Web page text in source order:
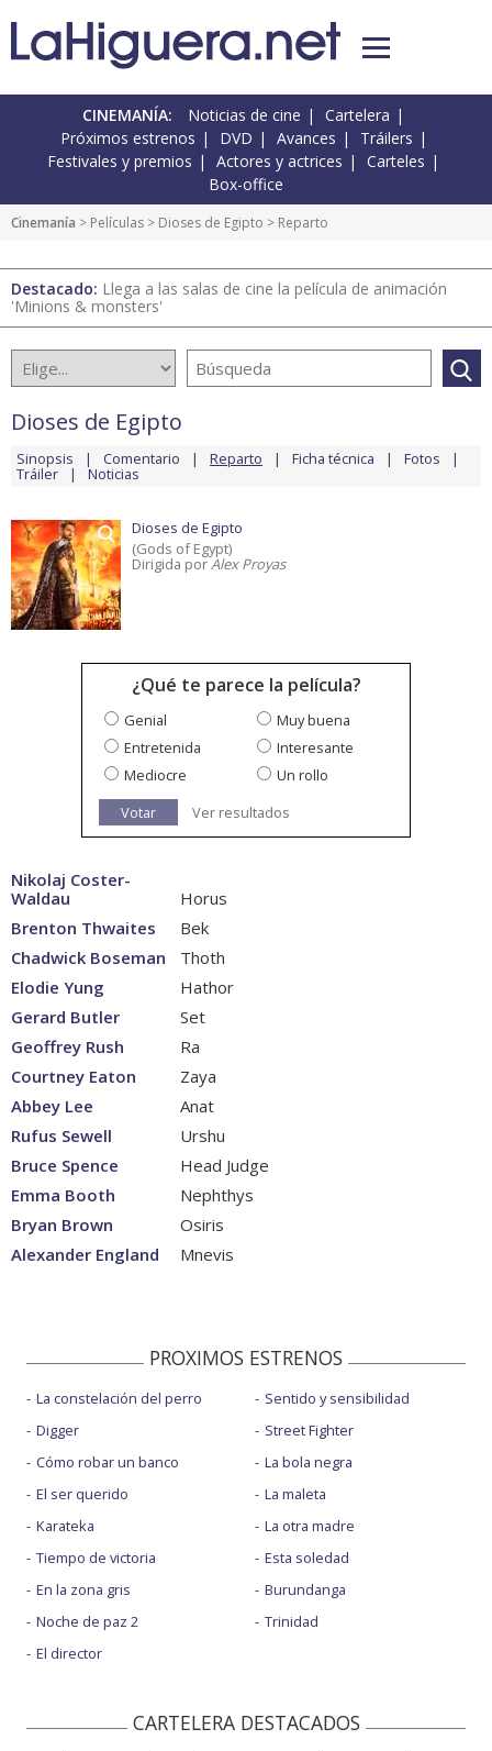
CINEMANÍA: Noticias de cine
Cartelera
Próximos estrenos
DVD Avances
Tráilers
Festivales y premios
Actores y actrices
Carteles
Box-office
Cinemanía > Películas > Dioses de Egipto > Reparto
Destacado: Llega a las salas de cine la película de animación
'Minions & monsters'
Dioses de Egipto
Sinopsis Comentario Reparto Ficha técnica Fotos
Tráiler Noticias
Dioses de Egipto
(Gods of Egypt)
Dirigida porAlex Proyas
¿Qué te parece la película?
Genial
Muy buena
Entretenida
Interesante
Mediocre
Un rollo
Votar
Ver resultados
Nikolaj Coster-
Waldau
Horus
Brenton Thwaites
Bek
Chadwick Boseman
Thoth
Elodie Yung
Hathor
Gerard Butler
Set
Geoffrey Rush
Ra
Courtney Eaton
Zaya
Abbey Lee
Anat
Rufus Sewell
Urshu
Bruce Spence
Head Judge
Emma Booth
Nephthys
Bryan Brown
Osiris
Alexander England
Mnevis
PROXIMOS ESTRENOS
La constelación del perro
Digger
Cómo robar un banco
El ser querido
Karateka
Tiempo de victoria
En la zona gris
Noche de paz 2
El director
Sentido y sensibilidad
Street Fighter
La bola negra
La maleta
La otra madre
Esta soledad
Burundanga
Trinidad
CARTELERA DESTACADOS